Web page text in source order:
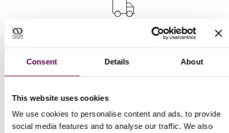
Consent Details About
This website uses cookies
We use cookies to personalise content and ads, to provide
social media features and to analyse our traffic. We also
Spedizioni Veloci